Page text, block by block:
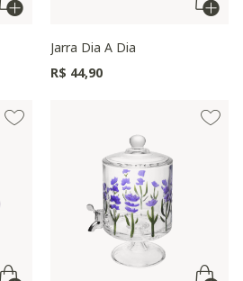
Jarra Dia A Dia
R$ 44,90